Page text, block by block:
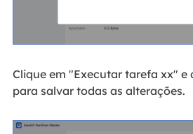
Clique em "Executar tarefa xx" e
para salvar todas as alterações.